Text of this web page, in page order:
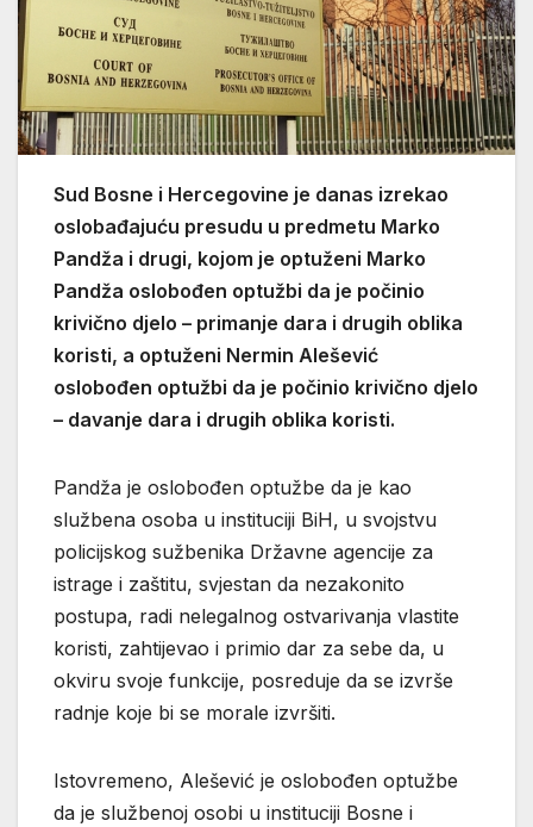
Sud Bosne i Hercegovine je danas izrekao
oslobađajuću presudu u predmetu Marko
Pandža i drugi, kojom je optuženi Marko
Pandža oslobođen optužbi da je počinio
krivično djelo – primanje dara i drugih oblika
koristi, a optuženi Nermin Alešević
oslobođen optužbi da je počinio krivično djelo
– davanje dara i drugih oblika koristi.
Pandža je oslobođen optužbe da je kao
službena osoba u instituciji BiH, u svojstvu
policijskog sužbenika Državne agencije za
istrage i zaštitu, svjestan da nezakonito
postupa, radi nelegalnog ostvarivanja vlastite
koristi, zahtijevao i primio dar za sebe da, u
okviru svoje funkcije, posreduje da se izvrše
radnje koje bi se morale izvršiti.
Istovremeno, Alešević je oslobođen optužbe
da je službenoj osobi u instituciji Bosne i